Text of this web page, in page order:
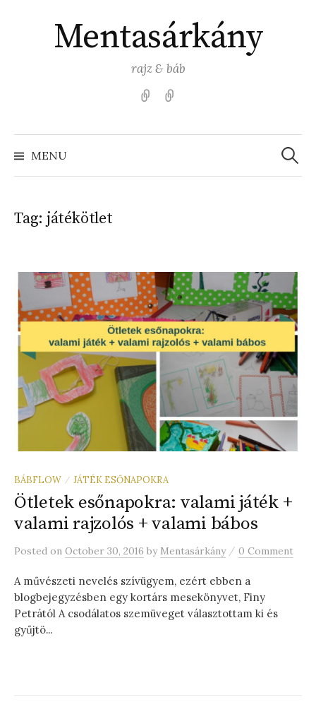
contentMentasárkány
rajz & báb
Kezdőlap
MENU
Search
for:
Tag: játékötlet
BÁBFLOW / JÁTÉK ESŐNAPOKRA
Ötletek esőnapokra: valami játék +
valami rajzolós + valami bábos
Posted on October 30, 2016 by Mentasárkány / 0 Comment
A művészeti nevelés szívügyem, ezért ebben a
blogbejegyzésben egy kortárs mesekönyvet, Finy
Petrától A csodálatos szemüveget választottam ki és
gyűjtö...